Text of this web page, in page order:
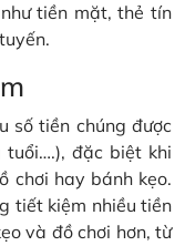
tiền mặt, thẻ tín
số tiền chúng được
đặc biệt khi
chơi hay bánh kẹo.
tiết kiệm nhiều tiền
và đồ chơi hơn, từ